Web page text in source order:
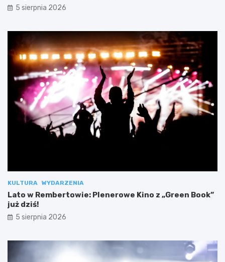
5 sierpnia 2026
KULTURA WYDARZENIA
Lato w Rembertowie: Plenerowe Kino z „Green Book”
już dziś!
5 sierpnia 2026